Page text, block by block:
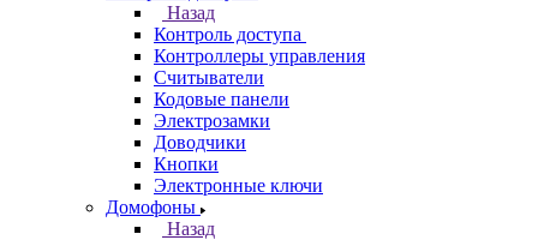
Назад
Контроль доступа
Контроллеры управления
Считыватели
Кодовые панели
Электрозамки
Доводчики
Кнопки
Электронные ключи
Домофоны
Назад